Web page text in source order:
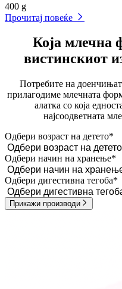
400 g
Прочитај повеќе
Која млечна
вистинскиот
Потребите на
прилагодиме млечната
алатка со која
најсоодветната
Одбери возраст на детето*
Одбери начин на хранење*
Одбери дигестивна тегоба*
Прикажи производи